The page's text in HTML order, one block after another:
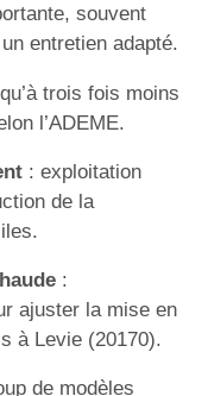
souvent
entretien adapté.
trois fois moins
l’ADEME.
: exploitation
de la
:
ajuster la mise en
à Levie (20170).
de modèles